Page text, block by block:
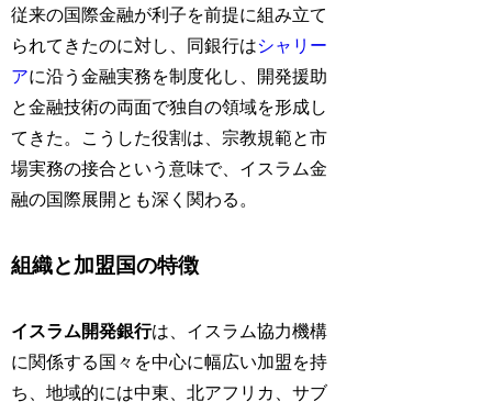
従来の国際金融が利子を前提に組み立て
られてきたのに対し、同銀行はシャリー
アに沿う金融実務を制度化し、開発援助
と金融技術の両面で独自の領域を形成し
てきた。こうした役割は、宗教規範と市
場実務の接合という意味で、イスラム金
融の国際展開とも深く関わる。
組織と加盟国の特徴
イスラム開発銀行は、イスラム協力機構
に関係する国々を中心に幅広い加盟を持
ち、地域的には中東、北アフリカ、サブ